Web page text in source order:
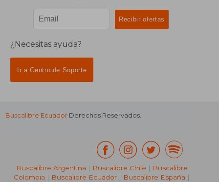
¿Necesitas ayuda?
Ir a Centro de Soporte
Buscalibre Ecuador Derechos Reservados.
Buscalibre Argentina | Buscalibre Chile | Buscalibre
Colombia | Buscalibre Ecuador | Buscalibre España |